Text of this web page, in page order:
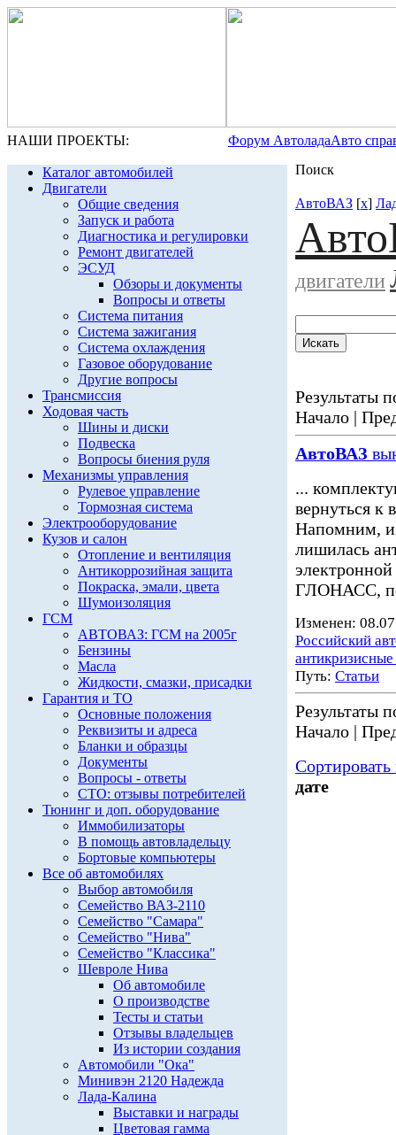
НАШИ ПРОЕКТЫ: Форум АвтоладаАвто
Каталог автомобилей
Двигатели
Общие сведения
Запуск и работа
Диагностика и регулировки
Ремонт двигателей
ЭСУД
Обзоры и документы
Вопросы и ответы
Система питания
Система зажигания
Система охлаждения
Газовое оборудование
Другие вопросы
Трансмиссия
Ходовая часть
Шины и диски
Подвеска
Вопросы биения руля
Механизмы управления
Рулевое управление
Тормозная система
Электрооборудование
Кузов и салон
Отопление и вентиляция
Антикоррозийная защита
Покраска, эмали, цвета
Шумоизоляция
ГСМ
АВТОВАЗ: ГСМ на 2005г
Бензины
Масла
Жидкости, смазки, присадки
Гарантия и ТО
Основные положения
Реквизиты и адреса
Бланки и образцы
Документы
Вопросы - ответы
СТО: отзывы потребителей
Тюнинг и доп. оборудование
Иммобилизаторы
В помощь автовладельцу
Бортовые компьютеры
Все об автомобилях
Выбор автомобиля
Семейство ВАЗ-2110
Семейство "Самара"
Семейство "Нива"
Семейство "Классика"
Шевроле Нива
Об автомобиле
О производстве
Тесты и статьи
Отзывы владельцев
Из истории создания
Автомобили "Ока"
Минивэн 2120 Надежда
Лада-Калина
Выставки и награды
Цветовая гамма
Поиск
АвтоВАЗ [x]
двигатели
Результаты
Начало |
АвтоВАЗ
...
вернуться к
Напомним,
лишилась
ГЛОНАСС,
Изменен:
Российский
Путь: Статьи
Результаты
Начало |
дате